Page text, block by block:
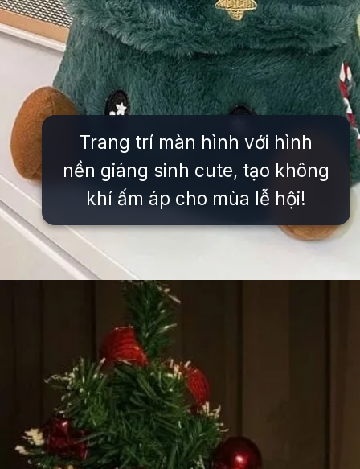
Trang trí màn hình với hình
nền giáng sinh cute, tạo không
khí ấm áp cho mùa lễ hội!
https://issiloo.edu.vn/avatar-noel